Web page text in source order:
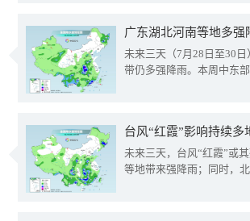
广东湖北河南等地多
未来三天（7月28日至30
带仍多强降雨。本周中东
台风“红霞”影响持续
未来三天，台风“红霞”或
等地带来强降雨；同时，